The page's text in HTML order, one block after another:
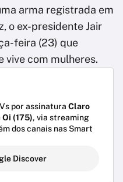
arma registrada em
o ex-presidente Jair
feira (23) que
vive com mulheres.
por assinatura Claro
Oi (175), via streaming
dos canais nas Smart
Discover